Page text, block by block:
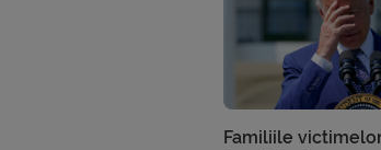
Familiile